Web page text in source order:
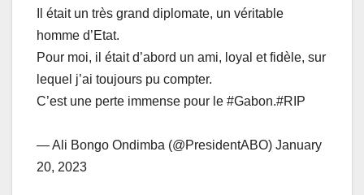
Il était un très grand diplomate, un véritable
homme d’Etat.
Pour moi, il était d’abord un ami, loyal et fidèle, sur
lequel j’ai toujours pu compter.
C’est une perte immense pour le #Gabon.#RIP
— Ali Bongo Ondimba (@PresidentABO) January
20, 2023